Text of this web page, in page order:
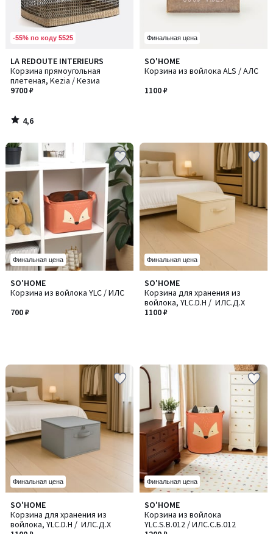
-55% по коду 5525
LA REDOUTE INTERIEURS
Корзина прямоугольная
плетеная, Kezia / Кезиа
9700 ₽
4,6
/ 5
4,6
/
Финальная цена
SO'HOME
Корзина из войлока ALS / АЛС
1100 ₽
Финальная цена
SO'HOME
Корзина из войлока YLC / ИЛC
700 ₽
Финальная цена
SO'HOME
Корзина для хранения из
войлока, YLC.D.H / ИЛC.Д.Х
1100 ₽
Финальная цена
SO'HOME
Корзина для хранения из
войлока, YLC.D.H / ИЛC.Д.Х
Финальная цена
SO'HOME
Корзина из войлока
YLC.S.B.012 / ИЛC.С.Б.012